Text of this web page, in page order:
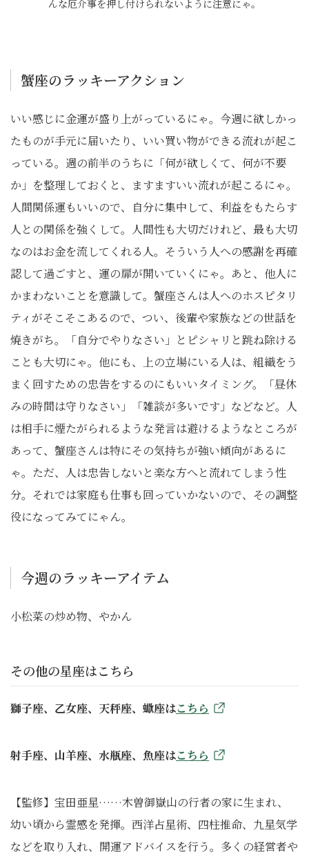
んな厄介事を押し付けられないように注意にゃ。
蟹座のラッキーアクション
いい感じに金運が盛り上がっているにゃ。今週に欲しかっ
たものが手元に届いたり、いい買い物ができる流れが起こ
っている。週の前半のうちに「何が欲しくて、何が不要
か」を整理しておくと、ますますいい流れが起こるにゃ。
人間関係運もいいので、自分に集中して、利益をもたらす
人との関係を強くして。人間性も大切だけれど、最も大切
なのはお金を流してくれる人。そういう人への感謝を再確
認して過ごすと、運の扉が開いていくにゃ。あと、他人に
かまわないことを意識して。蟹座さんは人へのホスピタリ
ティがそこそこあるので、つい、後輩や家族などの世話を
焼きがち。「自分でやりなさい」とピシャリと跳ね除ける
ことも大切にゃ。他にも、上の立場にいる人は、組織をう
まく回すための忠告をするのにもいいタイミング。「昼休
みの時間は守りなさい」「雑談が多いです」などなど。人
は相手に煙たがられるような発言は避けるようなところが
あって、蟹座さんは特にその気持ちが強い傾向があるに
ゃ。ただ、人は忠告しないと楽な方へと流れてしまう性
分。それでは家庭も仕事も回っていかないので、その調整
役になってみてにゃん。
今週のラッキーアイテム
小松菜の炒め物、やかん
その他の星座はこちら
獅子座、乙女座、天秤座、蠍座はこちら
射手座、山羊座、水瓶座、魚座はこちら
【監修】宝田亜星……木曽御嶽山の行者の家に生まれ、
幼い頃から霊感を発揮。西洋占星術、四柱推命、九星気学
などを取り入れ、開運アドバイスを行う。多くの経営者や